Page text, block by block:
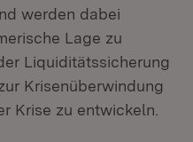
werden dabei
Lage zu
Liquiditätssicherung
Krisenüberwindung
Krise zu entwickeln.